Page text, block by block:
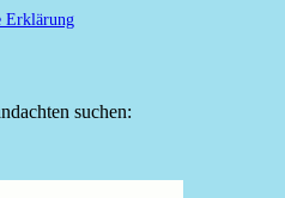
Erklärung
suchen: